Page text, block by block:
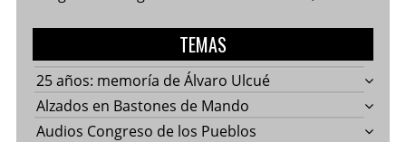
TEMAS
25 años: memoría de Álvaro Ulcué
Alzados en Bastones de Mando
Audios Congreso de los Pueblos